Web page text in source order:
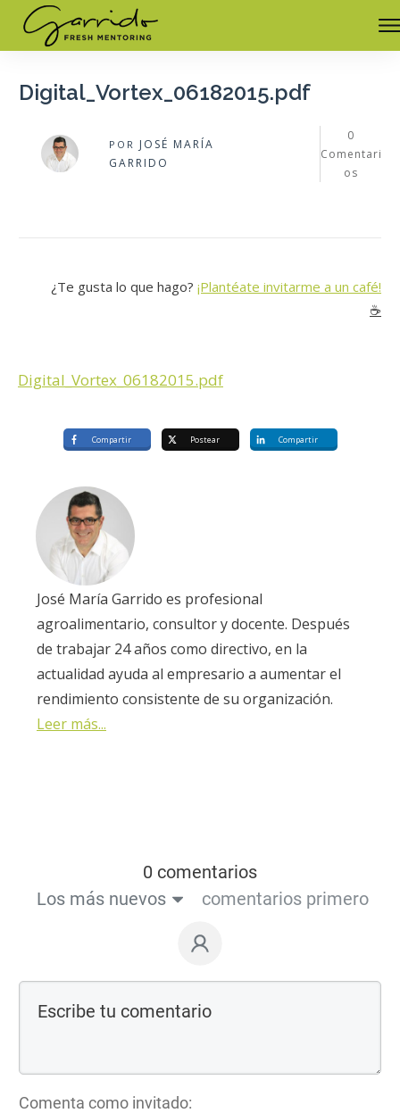
Digital_Vortex_06182015.pdf
POR JOSÉ MARÍA
GARRIDO
0
Comentari
os
¿Te gusta lo que hago? ¡Plantéate invitarme a un café!
☕️
Digital_Vortex_06182015.pdf
Compartir Postear Compartir
José María Garrido es profesional
agroalimentario, consultor y docente. Después
de trabajar 24 años como directivo, en la
actualidad ayuda al empresario a aumentar el
rendimiento consistente de su organización.
Leer más...
0 comentarios
Los más nuevos
comentarios primero
Comenta como invitado: